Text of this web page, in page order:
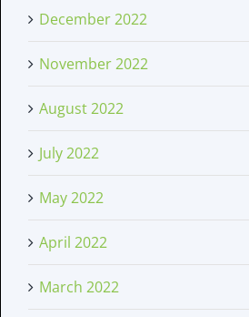
December 2022
November 2022
August 2022
July 2022
May 2022
April 2022
March 2022